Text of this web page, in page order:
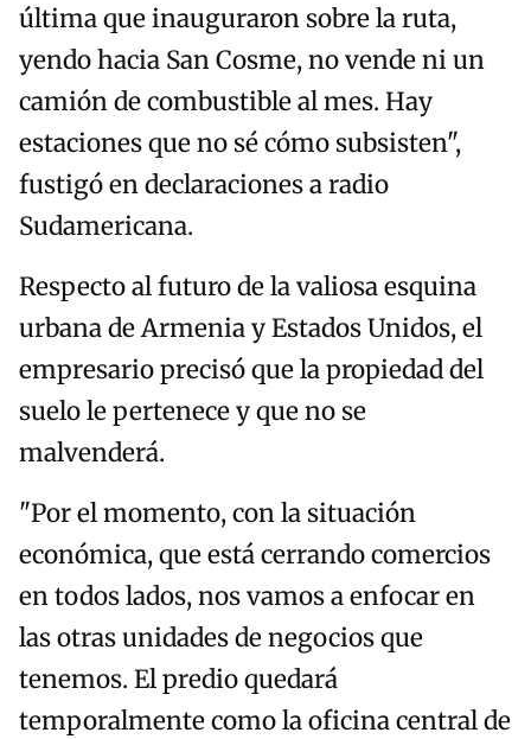
última que inauguraron sobre la ruta,
yendo hacia San Cosme, no vende ni un
camión de combustible al mes. Hay
estaciones que no sé cómo subsisten",
fustigó en declaraciones a radio
Sudamericana.
Respecto al futuro de la valiosa esquina
urbana de Armenia y Estados Unidos, el
empresario precisó que la propiedad del
suelo le pertenece y que no se
malvenderá.
"Por el momento, con la situación
económica, que está cerrando comercios
en todos lados, nos vamos a enfocar en
las otras unidades de negocios que
tenemos. El predio quedará
temporalmente como la oficina central de